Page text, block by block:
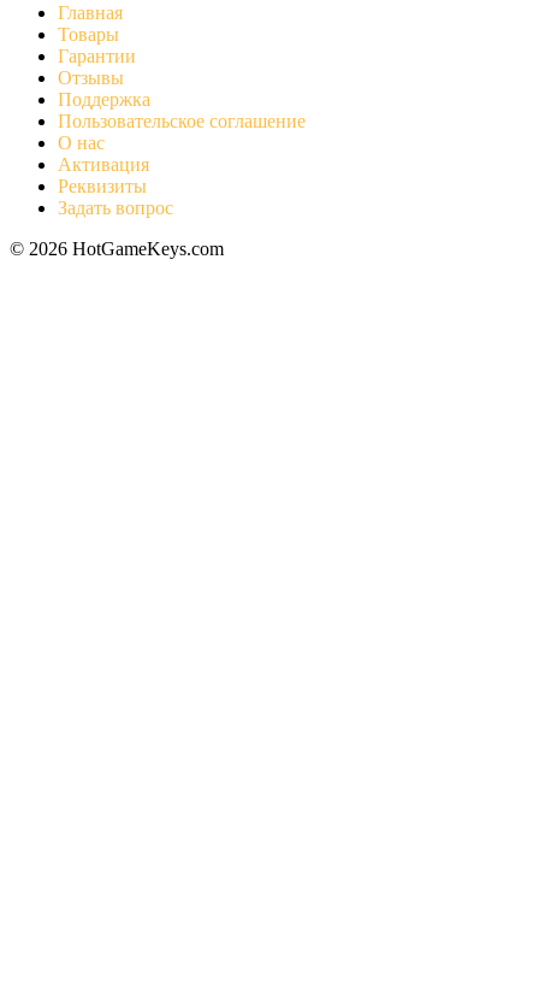
Главная
Товары
Гарантии
Отзывы
Поддержка
Пользовательское соглашение
О нас
Активация
Реквизиты
Задать вопрос
© 2026 HotGameKeys.com